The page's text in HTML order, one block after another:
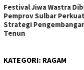
Festival Jiwa Wastra
Pemprov Sulbar Perkuat
Strategi
Tenun
KATEGORI: RAGAM